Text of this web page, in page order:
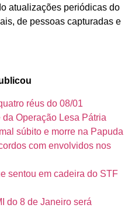
atualizações periódicas do
de pessoas capturadas e
réus do 08/01
da Operação Lesa Pátria
súbito e morre na Papuda
com envolvidos nos
sentou em cadeira do STF
do 8 de Janeiro será